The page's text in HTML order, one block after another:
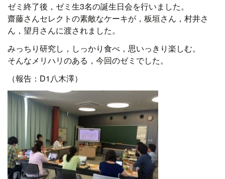
ゼミ終了後，ゼミ生3名の誕生日会を行いました。
齋藤さんセレクトの素敵なケーキが，板垣さん，村井さ
ん，望月さんに渡されました。
みっちり研究し，しっかり食べ，思いっきり楽しむ。
そんなメリハリのある，今回のゼミでした。
（報告：D1八木澤）